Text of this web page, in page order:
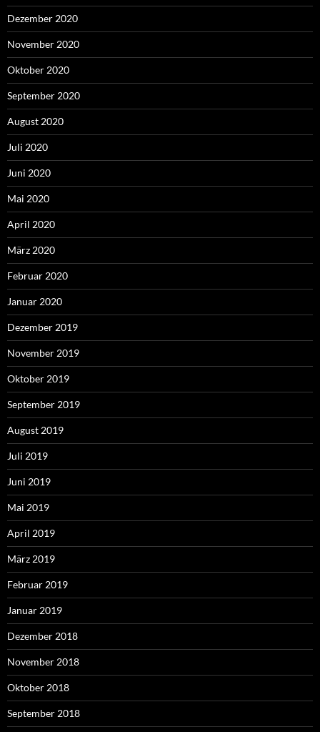
Dezember 2020
November 2020
Oktober 2020
September 2020
August 2020
Juli 2020
Juni 2020
Mai 2020
April 2020
März 2020
Februar 2020
Januar 2020
Dezember 2019
November 2019
Oktober 2019
September 2019
August 2019
Juli 2019
Juni 2019
Mai 2019
April 2019
März 2019
Februar 2019
Januar 2019
Dezember 2018
November 2018
Oktober 2018
September 2018